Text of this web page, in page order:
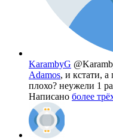
KarambyG
Adamos, и кстати,
плохо? неужели 1
Написано более